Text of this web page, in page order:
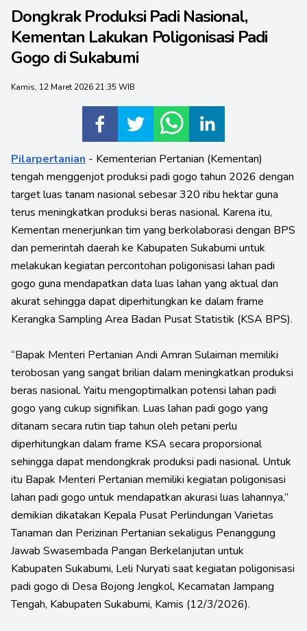
Dongkrak Produksi Padi Nasional,
Kementan Lakukan Poligonisasi Padi
Gogo di Sukabumi
Kamis, 12 Maret 2026 21:35 WIB
Pilarpertanian - Kementerian Pertanian (Kementan)
tengah menggenjot produksi padi gogo tahun 2026 dengan
target luas tanam nasional sebesar 320 ribu hektar guna
terus meningkatkan produksi beras nasional. Karena itu,
Kementan menerjunkan tim yang berkolaborasi dengan BPS
dan pemerintah daerah ke Kabupaten Sukabumi untuk
melakukan kegiatan percontohan poligonisasi lahan padi
gogo guna mendapatkan data luas lahan yang aktual dan
akurat sehingga dapat diperhitungkan ke dalam frame
Kerangka Sampling Area Badan Pusat Statistik (KSA BPS).
“Bapak Menteri Pertanian Andi Amran Sulaiman memiliki
terobosan yang sangat brilian dalam meningkatkan produksi
beras nasional. Yaitu mengoptimalkan potensi lahan padi
gogo yang cukup signifikan. Luas lahan padi gogo yang
ditanam secara rutin tiap tahun oleh petani perlu
diperhitungkan dalam frame KSA secara proporsional
sehingga dapat mendongkrak produksi padi nasional. Untuk
itu Bapak Menteri Pertanian memiliki kegiatan poligonisasi
lahan padi gogo untuk mendapatkan akurasi luas lahannya,”
demikian dikatakan Kepala Pusat Perlindungan Varietas
Tanaman dan Perizinan Pertanian sekaligus Penanggung
Jawab Swasembada Pangan Berkelanjutan untuk
Kabupaten Sukabumi, Leli Nuryati saat kegiatan poligonisasi
padi gogo di Desa Bojong Jengkol, Kecamatan Jampang
Tengah, Kabupaten Sukabumi, Kamis (12/3/2026).